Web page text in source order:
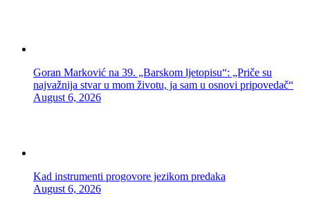
Goran Marković na 39. „Barskom ljetopisu“: „Priče su
najvažnija stvar u mom životu, ja sam u osnovi pripovedač“
August 6, 2026
Kad instrumenti progovore jezikom predaka
August 6, 2026